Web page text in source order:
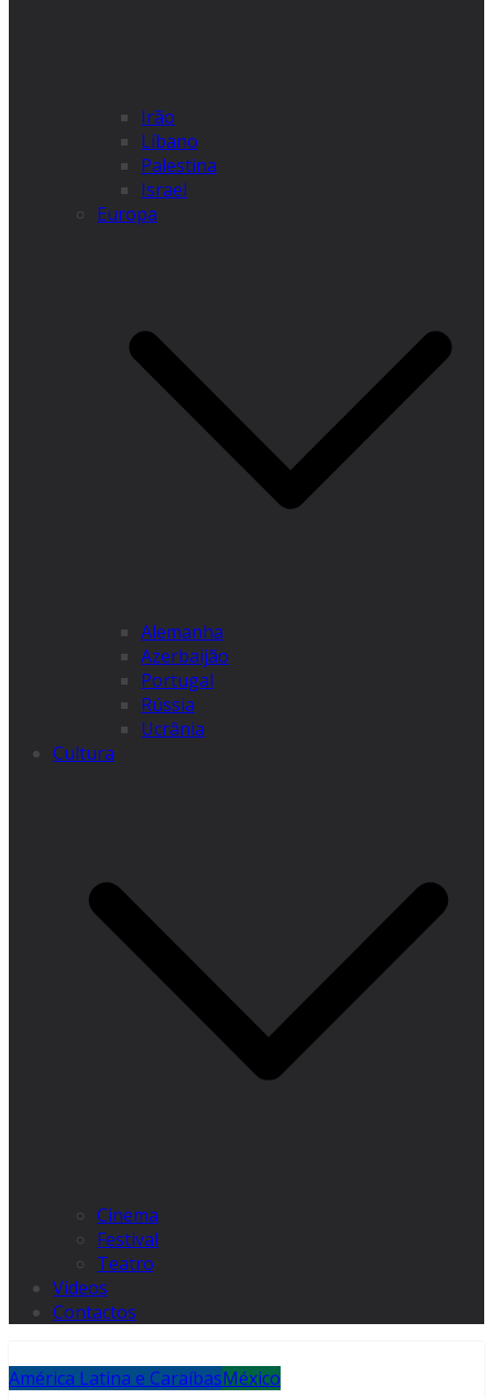
Irão
Líbano
Palestina
Israel
Europa
Alemanha
Azerbaijão
Portugal
Rússia
Ucrânia
Cultura
Cinema
Festival
Teatro
Videos
Contactos
América Latina e CaraíbasMéxico